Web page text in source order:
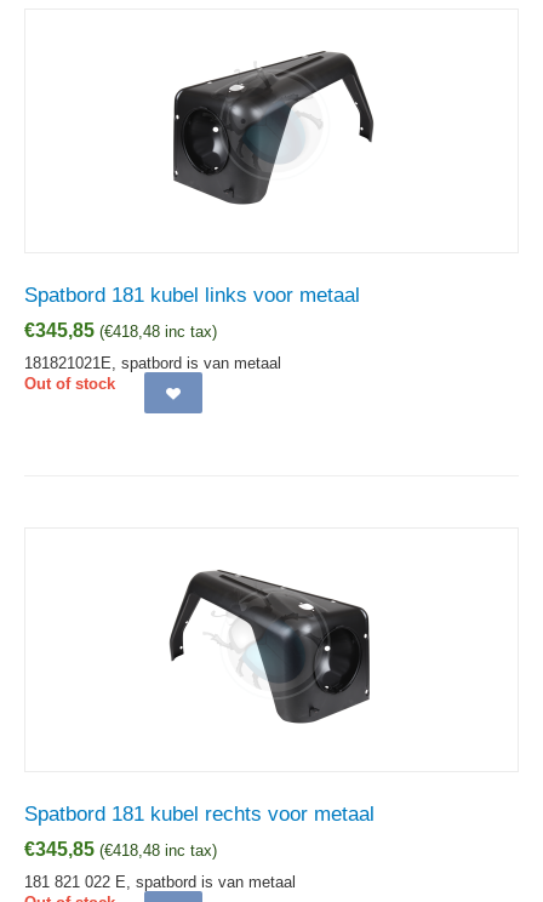
Spatbord 181 kubel links voor metaal
€345,85 (€418,48 inc tax)
181821021E, spatbord is van metaal
Out of stock
Spatbord 181 kubel rechts voor metaal
€345,85 (€418,48 inc tax)
181 821 022 E, spatbord is van metaal